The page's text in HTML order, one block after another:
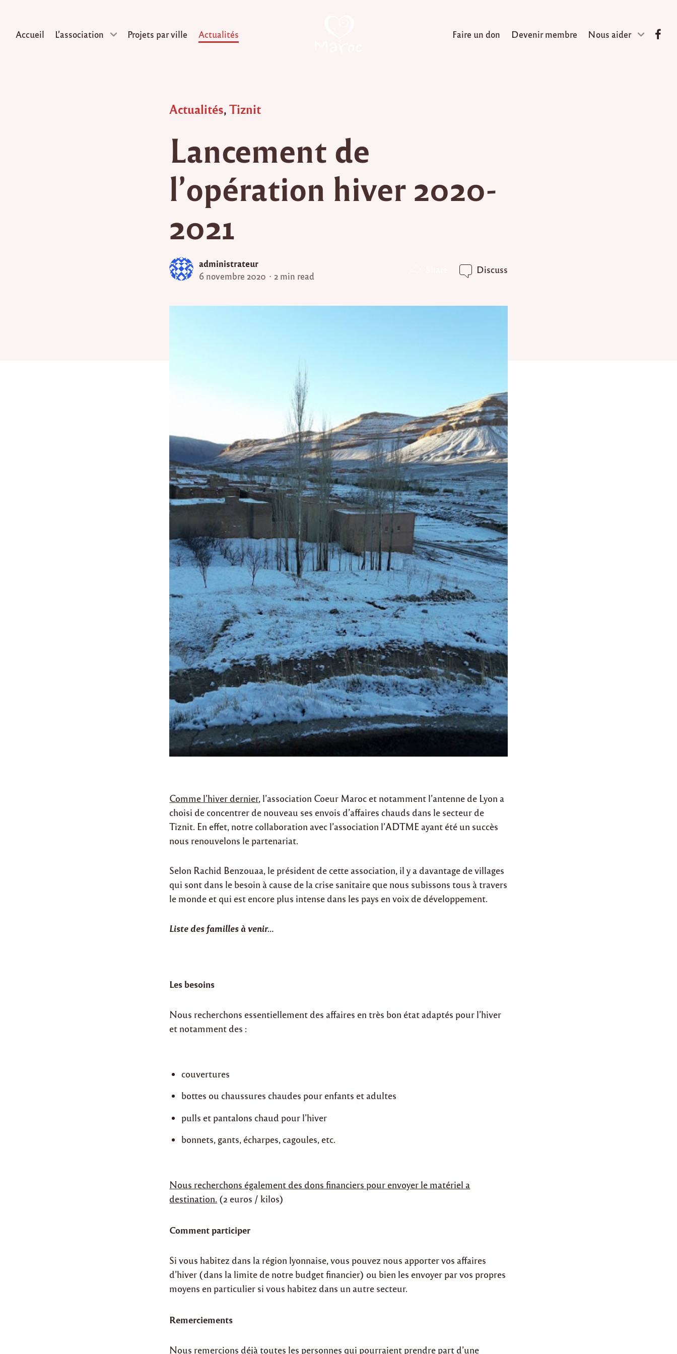
Accueil L’association Projets par ville Actualités Faire un don Devenir membre Nous aider
Posted
Actualités,Tiznit
Lancement de
l’opération hiver 2020-
2021
administrateur
6 novembre 2020 2 min read
Discuss
Comme l’hiver dernier, l’association Coeur Maroc et notamment l’antenne de Lyon a
choisi de concentrer de nouveau ses envois d’affaires chauds dans le secteur de
Tiznit. En effet, notre collaboration avec l’association l’ADTME ayant été un succès
nous renouvelons le partenariat.
Selon Rachid Benzouaa, le président de cette association, il y a davantage de villages
qui sont dans le besoin à cause de la crise sanitaire que nous subissons tous à travers
le monde et qui est encore plus intense dans les pays en voix de développement.
Liste des familles à venir…
Les besoins
Nous recherchons essentiellement des affaires en très bon état adaptés pour l’hiver
et notamment des :
couvertures
bottes ou chaussures chaudes pour enfants et adultes
pulls et pantalons chaud pour l’hiver
bonnets, gants, écharpes, cagoules, etc.
Nous recherchons également des dons financiers pour envoyer le matériel a
destination. (2 euros / kilos)
Comment participer
Si vous habitez dans la région lyonnaise, vous pouvez nous apporter vos affaires
d’hiver (dans la limite de notre budget financier) ou bien les envoyer par vos propres
moyens en particulier si vous habitez dans un autre secteur.
Remerciements
Nous remercions déjà toutes les personnes qui pourraient prendre part d’une